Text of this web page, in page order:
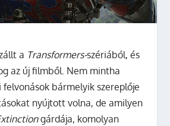
a Transformers-szériából, és
az új filmből. Nem mintha
bármelyik szereplője
nyújtott volna, de amilyen
gárdája, komolyan